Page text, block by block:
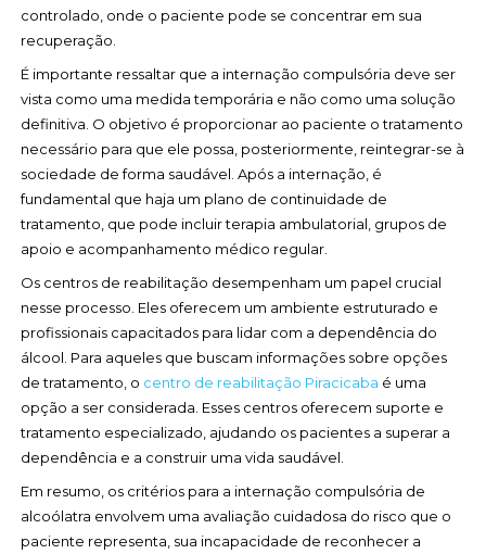
controlado, onde o paciente pode se concentrar em sua
recuperação.
É importante ressaltar que a internação compulsória deve ser
vista como uma medida temporária e não como uma solução
definitiva. O objetivo é proporcionar ao paciente o tratamento
necessário para que ele possa, posteriormente, reintegrar-se à
sociedade de forma saudável. Após a internação, é
fundamental que haja um plano de continuidade de
tratamento, que pode incluir terapia ambulatorial, grupos de
apoio e acompanhamento médico regular.
Os centros de reabilitação desempenham um papel crucial
nesse processo. Eles oferecem um ambiente estruturado e
profissionais capacitados para lidar com a dependência do
álcool. Para aqueles que buscam informações sobre opções
de tratamento, o centro de reabilitação Piracicaba é uma
opção a ser considerada. Esses centros oferecem suporte e
tratamento especializado, ajudando os pacientes a superar a
dependência e a construir uma vida saudável.
Em resumo, os critérios para a internação compulsória de
alcoólatra envolvem uma avaliação cuidadosa do risco que o
paciente representa, sua incapacidade de reconhecer a